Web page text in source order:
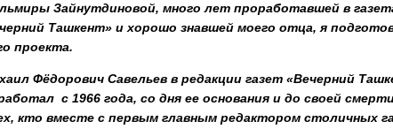
Зайнутдиновой, много лет проработавшей в
Ташкент» и хорошо знавшей моего отца, я
проекта.
Фёдорович Савельев в редакции газет «Вечерний
с 1966 года, со дня ее основания и до своей
кто вместе с первым главным редактором столичных